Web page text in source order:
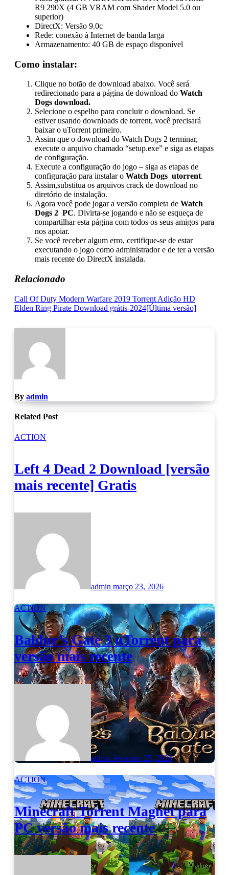
R9 290X (4 GB VRAM com Shader Model 5.0 ou
superior)
DirectX: Versão 9.0c
Rede: conexão à Internet de banda larga
Armazenamento: 40 GB de espaço disponível
Como instalar:
Clique no botão de download abaixo. Você será
redirecionado para a página de download do Watch
Dogs download.
Selecione o espelho para concluir o download. Se
estiver usando downloads de torrent, você precisará
baixar o uTorrent primeiro.
Assim que o download do Watch Dogs 2 terminar,
execute o arquivo chamado “setup.exe” e siga as etapas
de configuração.
Execute a configuração do jogo – siga as etapas de
configuração para instalar o Watch Dogs utorrent.
Assim,substitua os arquivos crack de download no
diretório de instalação.
Agora você pode jogar a versão completa de Watch
Dogs 2 PC. Divirta-se jogando e não se esqueça de
compartilhar esta página com todos os seus amigos para
nos apoiar.
Se você receber algum erro, certifique-se de estar
executando o jogo como administrador e de ter a versão
mais recente do DirectX instalada.
Relacionado
Navegação
de
Post
Call Of Duty Modern Warfare 2019 Torrent Adição HD
Elden Ring Pirate Download grátis-2024[Última versão]
By admin
Related Post
ACTION
Left 4 Dead 2 Download [versão
mais recente] Gratis
admin março 23, 2026
ACTION
Baldur’s Gate 3 uTorrent para
versão mais recente
admin fevereiro 25, 2026
ACTION
Minecraft Torrent Magnet para
PC versão mais recente